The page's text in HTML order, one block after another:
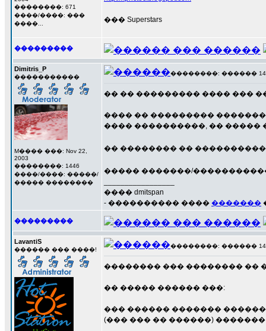
��������: 671
����/����: ���
����...
��� Superstars
���������
Dimitris_P
�����������
M���� ���: Nov 22,
2003
��������: 1446
����/����: �����/
����� ��������
��������: ������ 14
�� �� ��������� ���� ���
���� �� ���������
���� ����������, �� �����
�� �������� ��
����� �������/
���� dmitspan
- ���������� ���� �������
���������
LavantiS
������ ��� ����!
��������: ������ 14
�������� ��� �������� ��
�� ����� ������ ���:
��� ������ �������
(��� ��� �� ������)